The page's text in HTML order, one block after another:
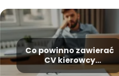
Co powinno zawierać
CV kierowcy
zawodowego?